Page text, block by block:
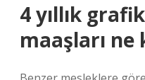
4 yıllık
maaşları ne